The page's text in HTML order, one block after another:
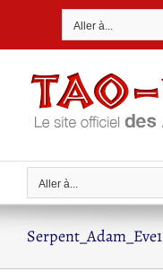
Aller à...
Aller à...
Serpent_Adam_Eve1